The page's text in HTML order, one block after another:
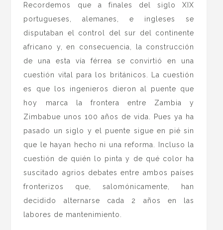
Recordemos que a finales del siglo XIX
portugueses, alemanes, e ingleses se
disputaban el control del sur del continente
africano y, en consecuencia, la construcción
de una esta vía férrea se convirtió en una
cuestión vital para los británicos. La cuestión
es que los ingenieros dieron al puente que
hoy marca la frontera entre Zambia y
Zimbabue unos 100 años de vida. Pues ya ha
pasado un siglo y el puente sigue en pié sin
que le hayan hecho ni una reforma. Incluso la
cuestión de quién lo pinta y de qué color ha
suscitado agrios debates entre ambos países
fronterizos que, salomónicamente, han
decidido alternarse cada 2 años en las
labores de mantenimiento.